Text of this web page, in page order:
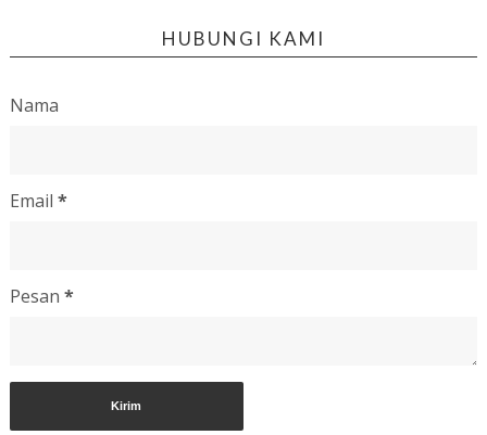
HUBUNGI KAMI
Nama
Email *
Pesan *